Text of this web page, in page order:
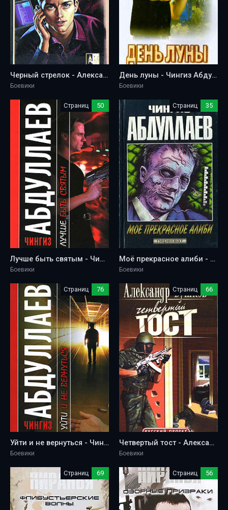
Черный стрелок - Александр Мазин
Боевики
День луны - Чингиз Абдуллаев
Боевики
Страниц 50
Лучше быть святым - Чингиз Абдуллаев
Боевики
Страниц 35
Моё прекрасное алиби - Чингиз Абдуллаев
Боевики
Страниц 76
Уйти и не вернуться - Чингиз Абдуллаев
Боевики
Страниц 66
Четвертый тост - Александр Бушков
Боевики
Страниц 69 Страниц 56